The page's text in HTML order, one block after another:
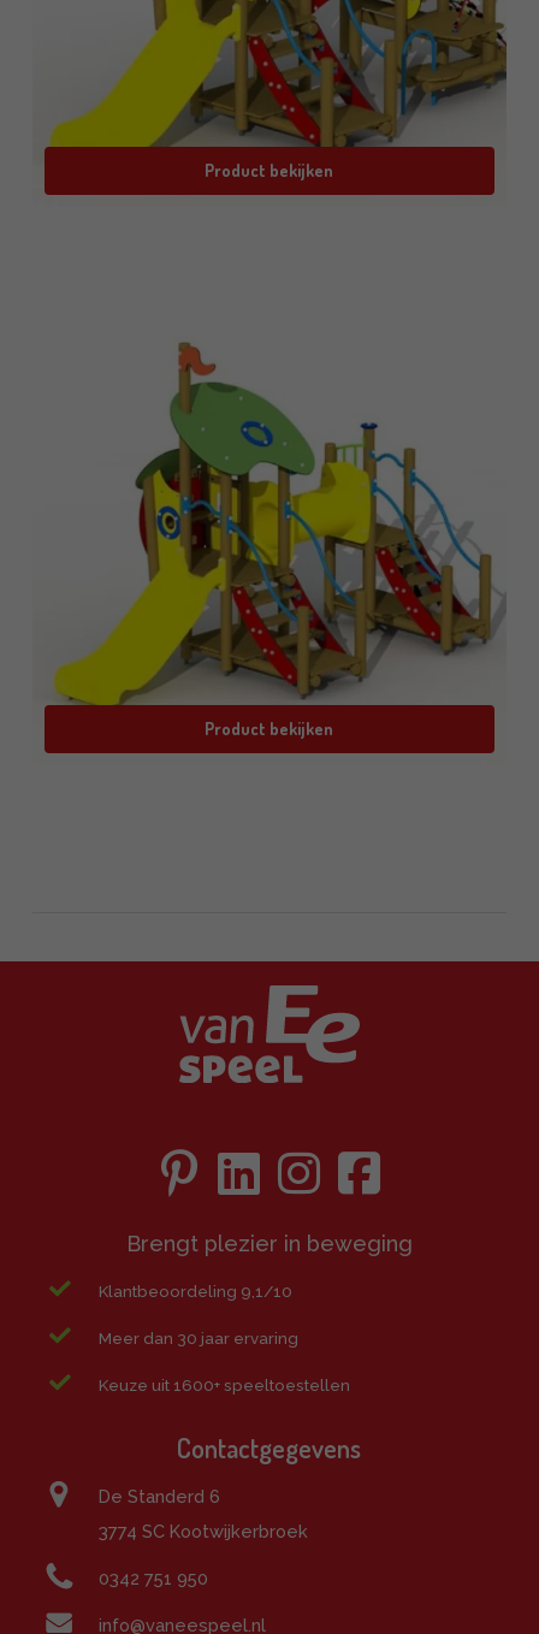
Product bekijken
Product bekijken
Brengt plezier in beweging
Klantbeoordeling 9,1/10
Meer dan 30 jaar ervaring
Keuze uit 1600+ speeltoestellen
Contactgegevens
De Standerd 6
3774 SC Kootwijkerbroek
0342 751 950
info@vaneespeel.nl